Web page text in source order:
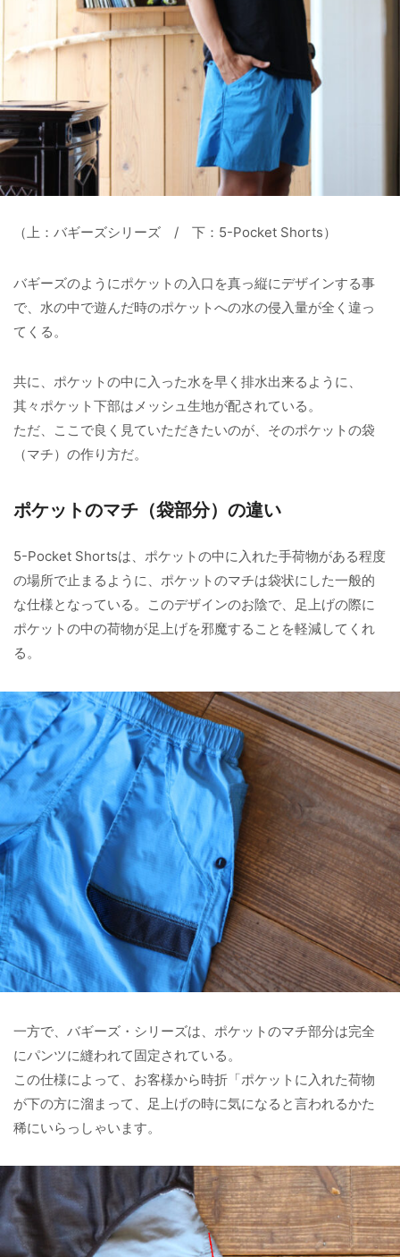
（上：バギーズシリーズ / 下：5-Pocket Shorts）
バギーズのようにポケットの入口を真っ縦にデザインする事
で、水の中で遊んだ時のポケットへの水の侵入量が全く違っ
てくる。
共に、ポケットの中に入った水を早く排水出来るように、
其々ポケット下部はメッシュ生地が配されている。
ただ、ここで良く見ていただきたいのが、そのポケットの袋
（マチ）の作り方だ。
ポケットのマチ（袋部分）の違い
5-Pocket Shortsは、ポケットの中に入れた手荷物がある程度
の場所で止まるように、ポケットのマチは袋状にした一般的
な仕様となっている。このデザインのお陰で、足上げの際に
ポケットの中の荷物が足上げを邪魔することを軽減してくれ
る。
一方で、バギーズ・シリーズは、ポケットのマチ部分は完全
にパンツに縫われて固定されている。
この仕様によって、お客様から時折「ポケットに入れた荷物
が下の方に溜まって、足上げの時に気になると言われるかた
稀にいらっしゃいます。